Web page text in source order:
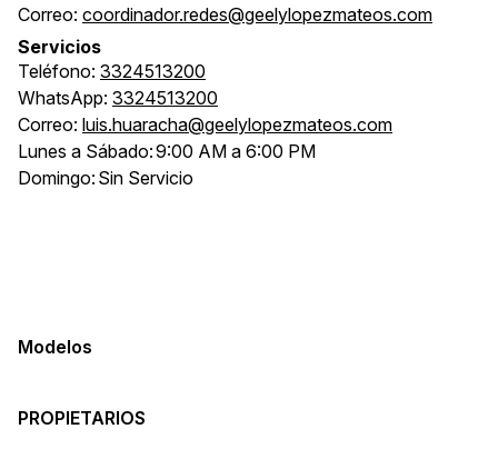
Correo: coordinador.redes@geelylopezmateos.com
Servicios
Teléfono: 3324513200
WhatsApp: 3324513200
Correo: luis.huaracha@geelylopezmateos.com
Lunes a Sábado:9:00 AM a 6:00 PM
Domingo: Sin Servicio
Modelos
PROPIETARIOS